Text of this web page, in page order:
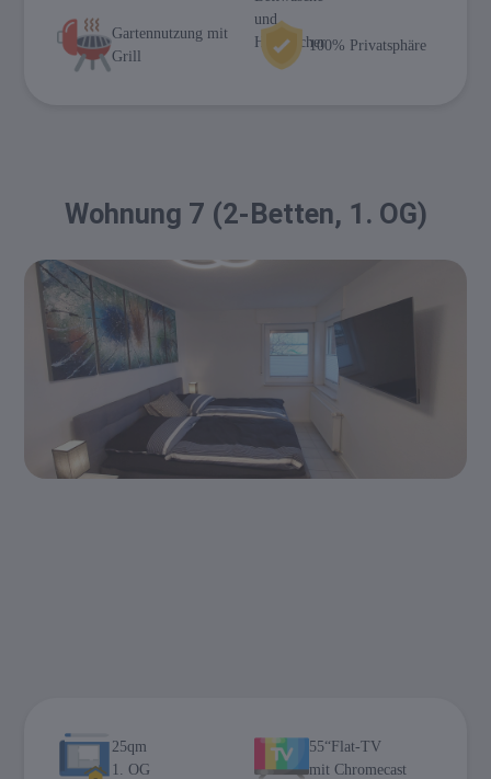
Gartennutzung mit
Grill
100% Privatsphäre
Wohnung 7 (2-Betten, 1. OG)
25qm
1. OG
55“Flat-TV
mit Chromecast